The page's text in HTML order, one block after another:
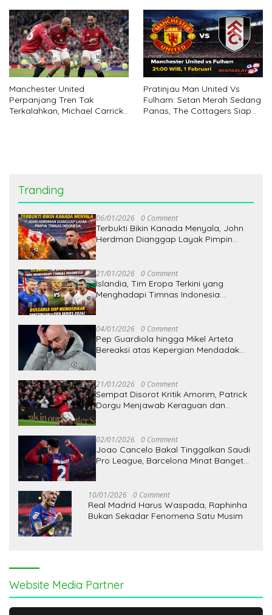
Manchester United
Perpanjang Tren Tak
Terkalahkan, Michael Carrick
Pratinjau Man United Vs
Fulham: Setan Merah Sedang
Panas, The Cottagers Siap
Tranding
06/01/2026 0 Comment
Terbukti Bikin Kanada Menyala, John
Herdman Dianggap Layak Pimpin
21/01/2026 0 Comment
Islandia, Tim Eropa Terkini yang
Menghadapi Timnas Indonesia:
04/01/2026 0 Comment
Pep Guardiola hingga Mikel Arteta
Bereaksi atas Kepergian Mendadak
21/01/2026 0 Comment
Sempat Disorot Kritik Amorim, Patrick
Dorgu Menjawab Keraguan dan
02/01/2026 0 Comment
Joao Cancelo Bakal Tinggalkan Saudi
Pro League, Barcelona Minat Banget
10/01/2026 0 Comment
Real Madrid Harus Waspada, Raphinha
Bukan Sekadar Fenomena Satu Musim
Website Media Partner